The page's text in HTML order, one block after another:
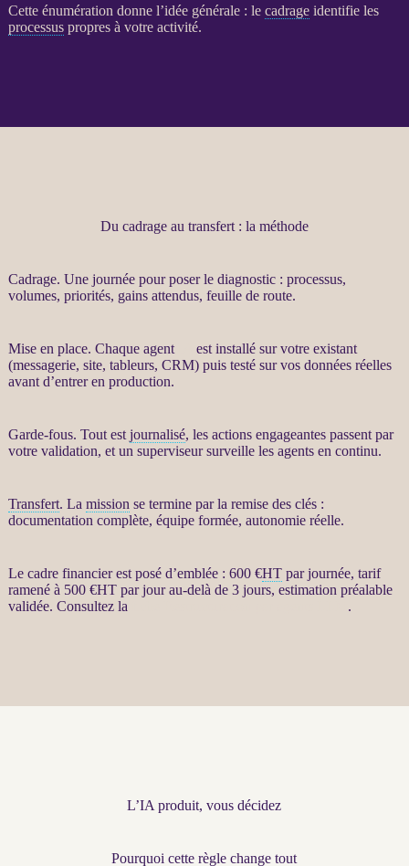
Cette énumération donne l’idée générale : le cadrageidentifie les
processuspropres à votre activité.
Du cadrage au transfert : la méthode
Cadrage. Une journée pour poser le diagnostic : processus,
volumes, priorités, gains attendus, feuille de route.
Mise en place. Chaque agent
est installé sur votre existant
(messagerie, site, tableurs, CRM) puis testé sur vos donnéesréelles
avant d’entrer en production.
Garde-fous. Tout est journalisé, les actions engageantes passent par
votre validation, et un superviseur surveille les agentsen continu.
Transfert. La mission se termine par la remise des clés :
documentation complète, équipe formée, autonomie réelle.
Le cadre financier est posé d’emblée : 600 €HTpar journée, tarif
ramené à 500 €HTpar jour au-delà de 3 jours, estimation préalable
validée. Consultez la
.
L’IA produit, vous décidez
Pourquoi cette règle change tout